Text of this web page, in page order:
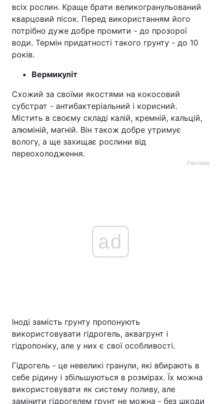
всіх рослин. Краще брати великогранульований
кварцовий пісок. Перед використанням його
потрібно дуже добре промити - до прозорої
води. Термін придатності такого грунту - до 10
років.
Вермикуліт
Схожий за своїми якостями на кокосовий
субстрат - антибактеріальний і корисний.
Містить в своєму складі калій, кремній, кальцій,
алюміній, магній. Він також добре утримує
вологу, а ще захищає рослини від
переохолодження.
Реклама
ad
Іноді замість грунту пропонують
використовувати гідрогель, аквагрунт і
гідропоніку, але у них є свої особливості.
Гідрогель - це невеликі гранули, які вбирають в
себе рідину і збільшуються в розмірах. Їх можна
використовувати як систему поливу, але
замінити гідрогелем грунт не можна - без шкоди